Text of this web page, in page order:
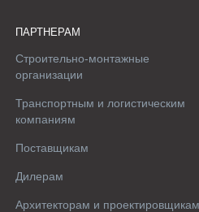
ПАРТНЕРАМ
Строительно-монтажные
организации
Транспортным и логистическим
компаниям
Поставщикам
Дилерам
Архитекторам и проектировщикам